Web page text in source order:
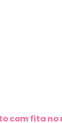
com fita